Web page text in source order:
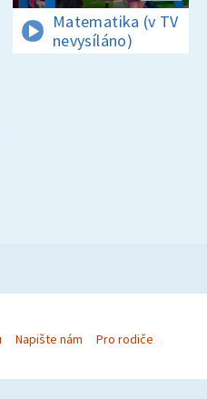
Matematika (v TV
nevysíláno)
Napište nám Pro rodiče